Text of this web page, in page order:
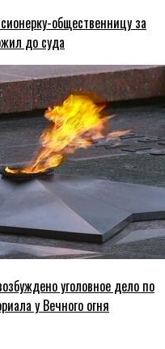
общественницу за
до суда
уголовное дело по
у Вечного огня